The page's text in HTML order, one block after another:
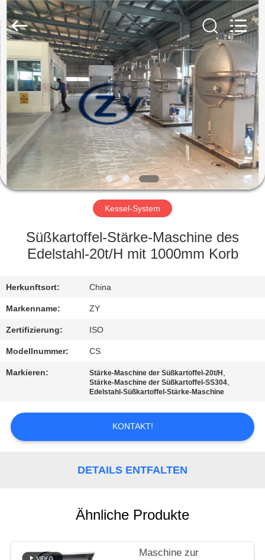
HAUS
PRODUKTE
ÜBER
US
FABRIK-
QUALITÄTSKONTROLLE
TRETEN
SIE
MIT
UNS
IN
VERBINDUNG
NACHRICHTEN
SITEMAP
Zhiyuan
Starch
Engineering
Machinery
Co.,ltd.
Reserved.
Kessel-System
Süßkartoffel-Stärke-Maschine des
Edelstahl-20t/H mit 1000mm Korb
Herkunftsort: China
Markenname: ZY
Zertifizierung: ISO
Modellnummer: CS
Markieren: Stärke-Maschine der Süßkartoffel-20t/H ,
Stärke-Maschine der Süßkartoffel-SS304,
Edelstahl-Süßkartoffel-Stärke-Maschine
KONTAKT!
DETAILS ENTFALTEN
Ähnliche Produkte
Maschine zur